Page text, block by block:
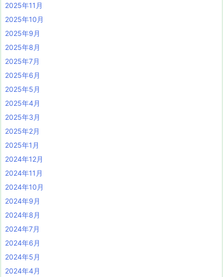
2025年11月
2025年10月
2025年9月
2025年8月
2025年7月
2025年6月
2025年5月
2025年4月
2025年3月
2025年2月
2025年1月
2024年12月
2024年11月
2024年10月
2024年9月
2024年8月
2024年7月
2024年6月
2024年5月
2024年4月